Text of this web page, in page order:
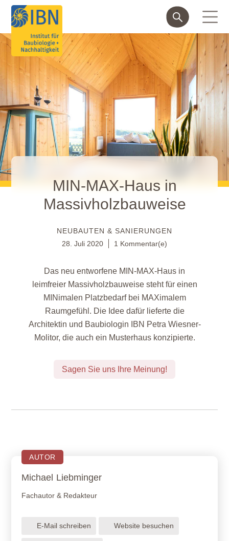
MIN-MAX-Haus in
Massivholzbauweise
NEUBAUTEN & SANIERUNGEN
28. Juli 2020
1 Kommentar(e)
Das neu entworfene MIN-MAX-Haus in
leimfreier Massivholzbauweise steht für einen
MINimalen Platzbedarf bei MAXimalem
Raumgefühl. Die Idee dafür lieferte die
Architektin und Baubiologin IBN Petra Wiesner-
Molitor, die auch ein Musterhaus konzipierte.
Sagen Sie uns Ihre Meinung!
AUTOR
Michael Liebminger
Fachautor & Redakteur
E-Mail schreiben Website besuchen